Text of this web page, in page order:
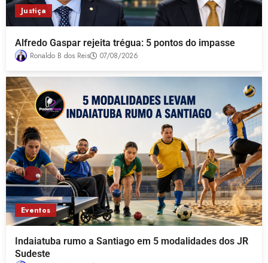
Justiça
Alfredo Gaspar rejeita trégua: 5 pontos do impasse
Ronaldo B dos Reis 07/08/2026
Eventos
Indaiatuba rumo a Santiago em 5 modalidades dos JR
Sudeste